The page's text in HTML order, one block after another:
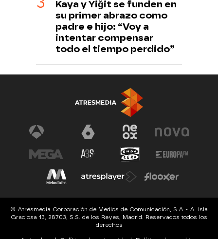
Kaya y Yiğit se funden en
su primer abrazo como
padre e hijo: “Voy a
intentar compensar
todo el tiempo perdido”
© Atresmedia Corporación de Medios de Comunicación, S.A - A. Isla
Graciosa 13, 28703, S.S. de los Reyes, Madrid. Reservados todos los
derechos